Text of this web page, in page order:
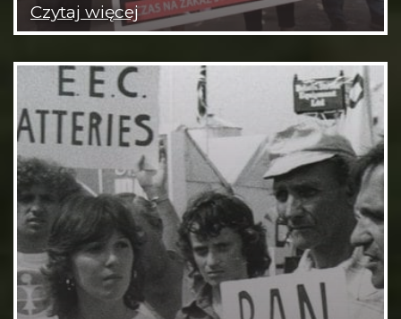
Czytaj więcej